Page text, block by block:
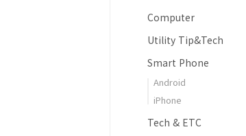
Computer
Utility Tip&Tech
Smart Phone
Android
iPhone
Tech & ETC